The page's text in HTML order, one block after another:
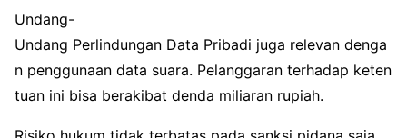
Undang-
Undang Perlindungan Data Pribadi juga relevan denga
n penggunaan data suara. Pelanggaran terhadap keten
tuan ini bisa berakibat denda miliaran rupiah.